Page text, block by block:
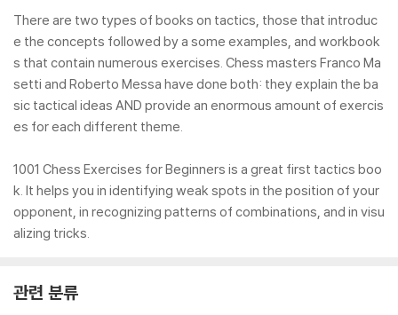
There are two types of books on tactics, those that introduc
e the concepts followed by a some examples, and workbook
s that contain numerous exercises. Chess masters Franco Ma
setti and Roberto Messa have done both: they explain the ba
sic tactical ideas AND provide an enormous amount of exercis
es for each different theme.
1001 Chess Exercises for Beginners is a great first tactics boo
k. It helps you in identifying weak spots in the position of your
opponent, in recognizing patterns of combinations, and in visu
alizing tricks.
관련 분류